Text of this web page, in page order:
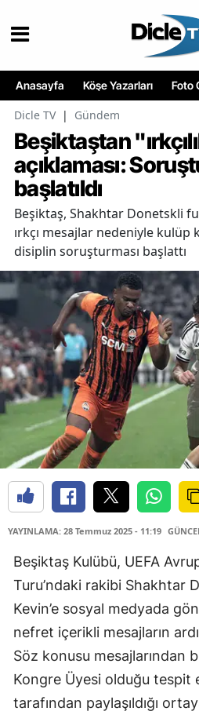
Anasayfa Köşe Yazarları Foto
Dicle TV | Gündem
Beşiktaştan
açıklaması:
başlatıldı
Beşiktaş, Shakhtar Donetskli
ırkçı mesajlar nedeniyle kulüp
disiplin soruşturması başlattı
YAYINLAMA: 28 Temmuz 2025 - 11:19
Beşiktaş Kulübü, UEFA
Turu’ndaki rakibi Shakhtar
Kevin’e sosyal medyada
nefret içerikli mesajların
Söz konusu mesajlarından
Kongre Üyesi olduğu tespit
tarafından paylaşıldığı